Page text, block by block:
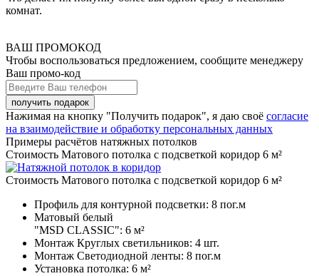
комнат.
ВАШ ПРОМОКОД
Чтобы воспользоваться предложением, сообщите менеджеру
Ваш промо-код
Нажимая на кнопку "Получить подарок", я даю своё согласие
на взаимодействие и обработку персональных данных
Примеры расчётов натяжных потолков
Стоимость Матового потолка с подсветкой коридор 6 м²
Стоимость Матового потолка с подсветкой коридор 6 м²
Профиль для контурной подсветки: 8 пог.м
Матовый белый
"MSD CLASSIC": 6 м²
Монтаж Круглых светильников: 4 шт.
Монтаж Светодиодной ленты: 8 пог.м
Установка потолка: 6 м²